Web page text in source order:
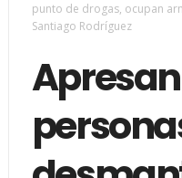
punto de drogas, ocupan
Santiago Rodríguez